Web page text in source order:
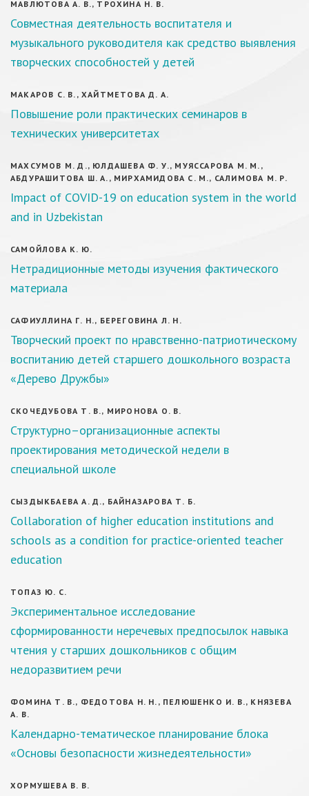
МАВЛЮТОВА А. В., ТРОХИНА Н. В.
Совместная деятельность воспитателя и
музыкального руководителя как средство выявления
творческих способностей у детей
МАКАРОВ С. В., ХАЙТМЕТОВА Д. А.
Повышение роли практических семинаров в
технических университетах
МАХСУМОВ М. Д., ЮЛДАШЕВА Ф. У., МУЯССАРОВА М. М.,
АБДУРАШИТОВА Ш. А., МИРХАМИДОВА С. М., САЛИМОВА М. Р.
Impact of COVID-19 on education system in the world
and in Uzbekistan
САМОЙЛОВА К. Ю.
Нетрадиционные методы изучения фактического
материала
САФИУЛЛИНА Г. Н., БЕРЕГОВИНА Л. Н.
Творческий проект по нравственно-патриотическому
воспитанию детей старшего дошкольного возраста
«Дерево Дружбы»
СКОЧЕДУБОВА Т. В., МИРОНОВА О. В.
Структурно–организационные аспекты
проектирования методической недели в
специальной школе
СЫЗДЫКБАЕВА А. Д., БАЙНАЗАРОВА Т. Б.
Collaboration of higher education institutions and
schools as a condition for practice-oriented teacher
education
ТОПАЗ Ю. С.
Экспериментальное исследование
сформированности неречевых предпосылок навыка
чтения у старших дошкольников с общим
недоразвитием речи
ФОМИНА Т. В., ФЕДОТОВА Н. Н., ПЕЛЮШЕНКО И. В., КНЯЗЕВА
А. В.
Календарно-тематическое планирование блока
«Основы безопасности жизнедеятельности»
ХОРМУШЕВА В. В.